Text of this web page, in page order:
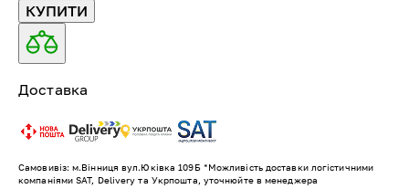
КУПИТИ
Доставка
Самовивіз: м.Вінниця вул.Юківка 109Б *Можливість доставки логістичними
компаніями SAT, Delivery та Укрпошта, уточнюйте в менеджера